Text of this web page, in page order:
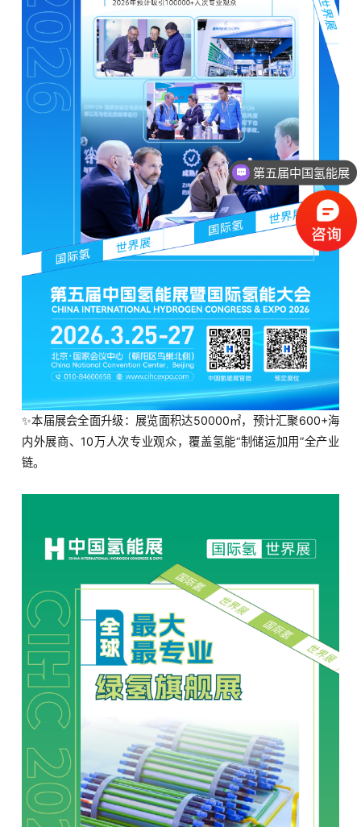
✨本届展会全面升级：展览面积达50000㎡，预计汇聚600+海
内外展商、10万人次专业观众，覆盖氢能“制储运加用”全产业
链。
第五届中国氢能展